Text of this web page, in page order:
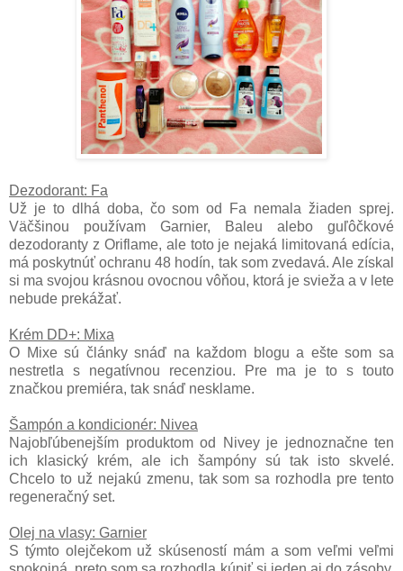
Dezodorant: Fa
Už je to dlhá doba, čo som od Fa nemala žiaden sprej.
Väčšinou používam Garnier, Baleu alebo guľôčkové
dezodoranty z Oriflame, ale toto je nejaká limitovaná edícia,
má poskytnúť ochranu 48 hodín, tak som zvedavá. Ale získal
si ma svojou krásnou ovocnou vôňou, ktorá je svieža a v lete
nebude prekážať.
Krém DD+: Mixa
O Mixe sú články snáď na každom blogu a ešte som sa
nestretla s negatívnou recenziou. Pre ma je to s touto
značkou premiéra, tak snáď nesklame.
Šampón a kondicionér: Nivea
Najobľúbenejším produktom od Nivey je jednoznačne ten
ich klasický krém, ale ich šampóny sú tak isto skvelé.
Chcelo to už nejakú zmenu, tak som sa rozhodla pre tento
regeneračný set.
Olej na vlasy: Garnier
S týmto olejčekom už skúseností mám a som veľmi veľmi